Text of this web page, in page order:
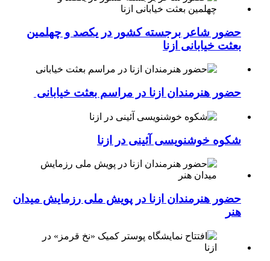
حضور شاعر برجسته کشور در یکصد و چهلمین
بعثت خیابانی ازنا
حضور هنرمندان ازنا در مراسم بعثت خیابانی
شکوه خوشنویسی آئینی در ازنا
حضور هنرمندان ازنا در پویش ملی رزمایش میدان
هنر